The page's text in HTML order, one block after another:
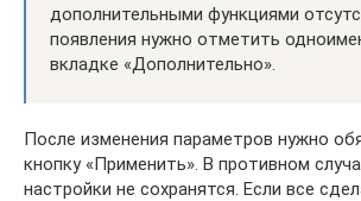
дополнительными функциями
появления нужно отметить
вкладке «Дополнительно».
После изменения параметров нужно
кнопку «Применить». В противном
настройки не сохранятся. Если все